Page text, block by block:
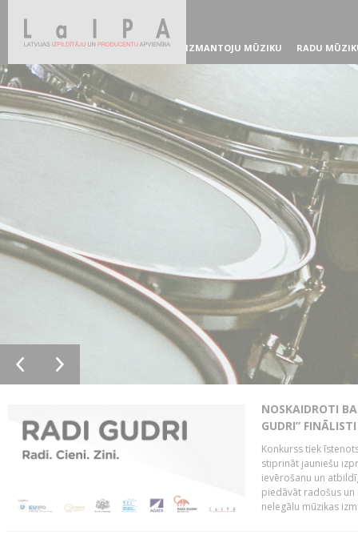
IZMANTOJU MŪZIKU RADU
NOSKAIDROTI
GUDRI” FINĀLISTI
Konkurss tiek
stiprināt jauniešu
ievērošanu un
piedāvāt radošus
nelegālu mūzikas